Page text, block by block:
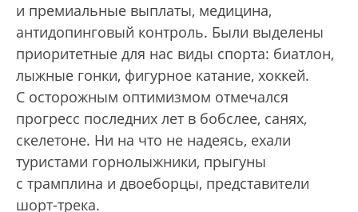
и премиальные выплаты, медицина,
антидопинговый контроль. Были выделены
приоритетные для нас виды спорта: биатлон,
лыжные гонки, фигурное катание, хоккей.
С осторожным оптимизмом отмечался
прогресс последних лет в бобслее, санях,
скелетоне. Ни на что не надеясь, ехали
туристами горнолыжники, прыгуны
с трамплина и двоеборцы, представители
шорт-трека.